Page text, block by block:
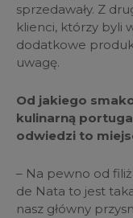
sprzedawały. Z
klienci, którzy byli
dodatkowe
uwagę.
Od jakiego
kulinarną
odwiedzi to
– Na pewno od
de Nata to jest
nasz główny